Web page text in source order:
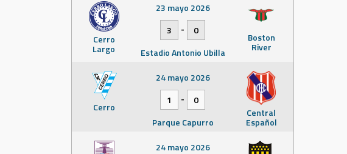
Cerro
Largo
Boston
River
23 mayo 2026
3
-
0
Estadio Antonio Ubilla
Cerro Central
Español
24 mayo 2026
1
-
0
Parque Capurro
24 mayo 2026